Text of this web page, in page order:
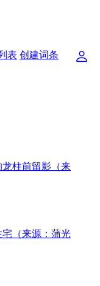
表 创建词条
龙柱前留影（来
宅（来源：蒲光